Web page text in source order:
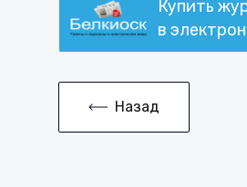
Купить
в
Назад